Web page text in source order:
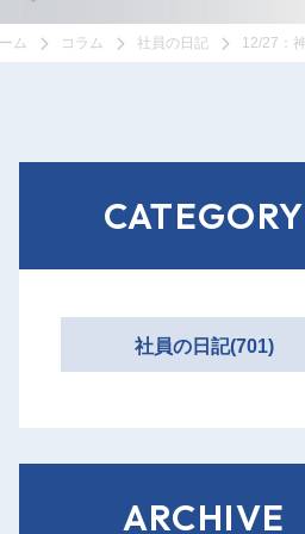
ム コラム 社員の日記 12/27：
CATEGORY
社員の日記(701)
ARCHIVE